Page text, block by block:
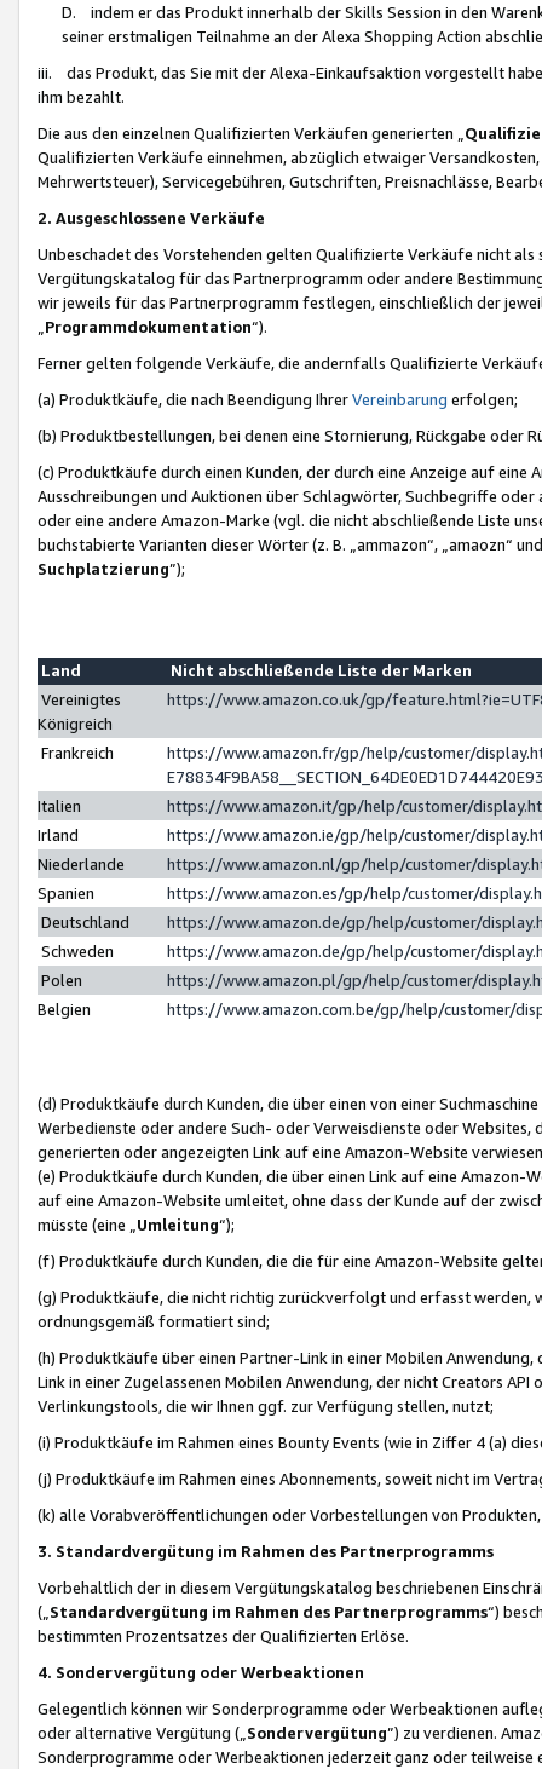
D. indem er das Produkt innerhalb der Skills Session in den
seiner erstmaligen Teilnahme an der Alexa Shopping Action
iii. das Produkt, das Sie mit der Alexa-Einkaufsaktion vorgestellt
ihm bezahlt.
Die aus den einzelnen Qualifizierten Verkäufen generierten „
Qualifizierten Verkäufe einnehmen, abzüglich etwaiger
Mehrwertsteuer), Servicegebühren, Gutschriften, Preisnachlässe,
2. Ausgeschlossene Verkäufe
Unbeschadet des Vorstehenden gelten Qualifizierte Verkäufe nicht
Vergütungskatalog für das Partnerprogramm oder andere
wir jeweils für das Partnerprogramm festlegen, einschließlich der
Programmdokumentation“).
Ferner gelten folgende Verkäufe, die andernfalls Qualifizierte
(a) Produktkäufe, die nach Beendigung IhrerVereinbarung erfolgen;
(b) Produktbestellungen, bei denen eine Stornierung, Rückgabe oder
(c) Produktkäufe durch einen Kunden, der durch eine Anzeige auf
Ausschreibungen und Auktionen über Schlagwörter, Suchbegriffe
oder eine andere Amazon-Marke (vgl. die nicht abschließende Liste
buchstabierte Varianten dieser Wörter (z. B. „ammazon“, „amaozn“
Suchplatzierung”);
Land
Nicht abschließende Liste der Marken
Vereinigtes
Königreich
https://www.amazon.co.uk/gp/
Frankreich
https://www.amazon.fr/gp/help/customer/
Italien
https://www.amazon.it/gp/help/customer/
Irland
https://www.amazon.ie/gp/help/customer/
Niederlande
https://www.amazon.nl/gp/help/customer/
Spanien
https://www.amazon.es/gp/help/customer/
Deutschland
https://www.amazon.de/gp/help/customer/
Schweden
https://www.amazon.de/gp/help/customer/
Polen
https://www.amazon.pl/gp/help/customer/
Belgien
https://www.amazon.com.be/gp/help/customer/
(d) Produktkäufe durch Kunden, die über einen von einer
Werbedienste oder andere Such- oder Verweisdienste oder Websites,
generierten oder angezeigten Link auf eine Amazon-Website
(e) Produktkäufe durch Kunden, die über einen Link auf eine
auf eine Amazon-Website umleitet, ohne dass der Kunde auf der
müsste (eine „ Umleitung“);
(f) Produktkäufe durch Kunden, die die für eine Amazon-Website
(g) Produktkäufe, die nicht richtig zurückverfolgt und erfasst werden,
ordnungsgemäß formatiert sind;
(h) Produktkäufe über einen Partner-Link in einer Mobilen
Link in einer Zugelassenen Mobilen Anwendung, der nicht Creators
Verlinkungstools, die wir Ihnen ggf. zur Verfügung stellen, nutzt;
(i) Produktkäufe im Rahmen eines Bounty Events (wie in Ziffer 4 (a)
(j) Produktkäufe im Rahmen eines Abonnements, soweit nicht im
(k) alle Vorabveröffentlichungen oder Vorbestellungen von
3. Standardvergütung im Rahmen des Partnerprogramms
Vorbehaltlich der in diesem Vergütungskatalog beschriebenen
(„ Standardvergütung im Rahmen des Partnerprogramms“)
bestimmten Prozentsatzes der Qualifizierten Erlöse.
4. Sondervergütung oder Werbeaktionen
Gelegentlich können wir Sonderprogramme oder Werbeaktionen
oder alternative Vergütung („ Sondervergütung”) zu verdienen.
Sonderprogramme oder Werbeaktionen jederzeit ganz oder